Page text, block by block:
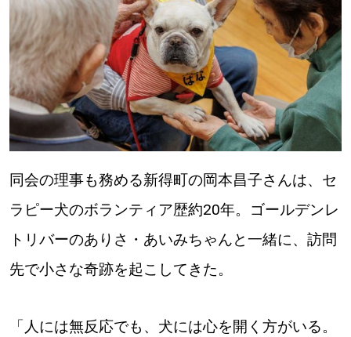
同会の理事も務める新得町の岡本昌子さんは、セ
ラピー犬のボランティア歴約20年。ゴールデンレ
トリバーのありさ・あいみちゃんと一緒に、訪問
先で小さな奇跡を起こしてきた。
「人には無反応でも、犬には心を開く方がいる。